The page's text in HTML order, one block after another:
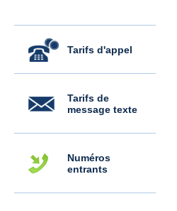
Tarifs d'appel
Tarifs de
message texte
Numéros
entrants